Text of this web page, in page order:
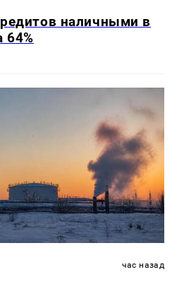
наличными в
64%
час назад